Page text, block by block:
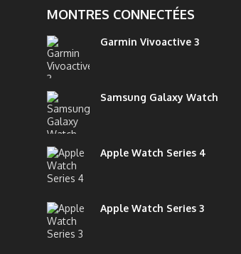
MONTRES CONNECTÉES
Garmin Vivoactive 3
Samsung Galaxy Watch
Apple Watch Series 4
Apple Watch Series 3